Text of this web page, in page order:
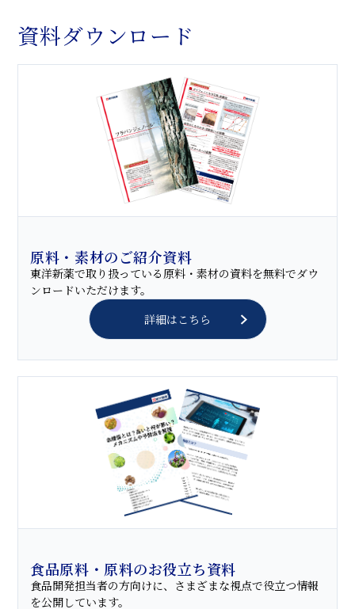
資料ダウンロード
原料・素材のご紹介資料
東洋新薬で取り扱っている原料・素材の資料を無料でダウ
ンロードいただけます。
詳細はこちら
食品原料・原料のお役立ち資料
食品開発担当者の方向けに、さまざまな視点で役立つ情報
を公開しています。